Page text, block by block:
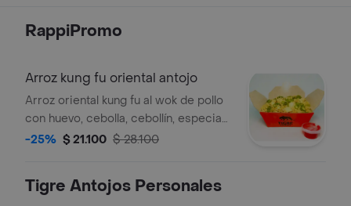
RappiPromo
Arroz kung fu oriental antojo
Arroz oriental kung fu al wok de pollo
con huevo, cebolla, cebollín, especias
de 300 g y salsas a elección.
-25% $ 21.100 $ 28.100
Tigre Antojos Personales